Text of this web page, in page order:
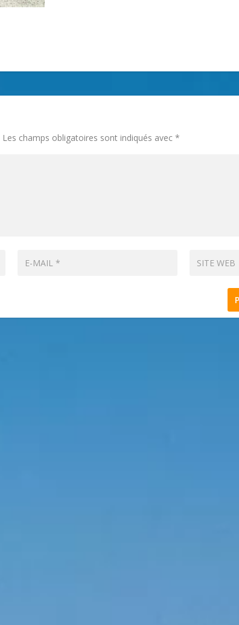
Les champs obligatoires sont indiqués avec*